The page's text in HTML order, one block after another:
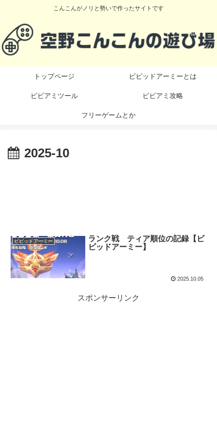
こんこんがノリと勢いで作ったサイトです
トップページ ビビッドアーミーとは
ビビアミツール ビビアミ攻略
フリーゲームとか
2025-10
ビビッドアーミー
ランク戦 ティア順位の記録【ビ
ビッドアーミー】
2025.10.05
スポンサーリンク